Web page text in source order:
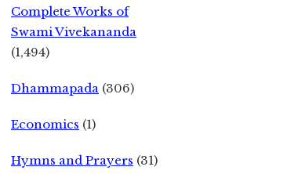
Complete Works of
Swami Vivekananda
(1,494)
Dhammapada (306)
Economics (1)
Hymns and Prayers (31)